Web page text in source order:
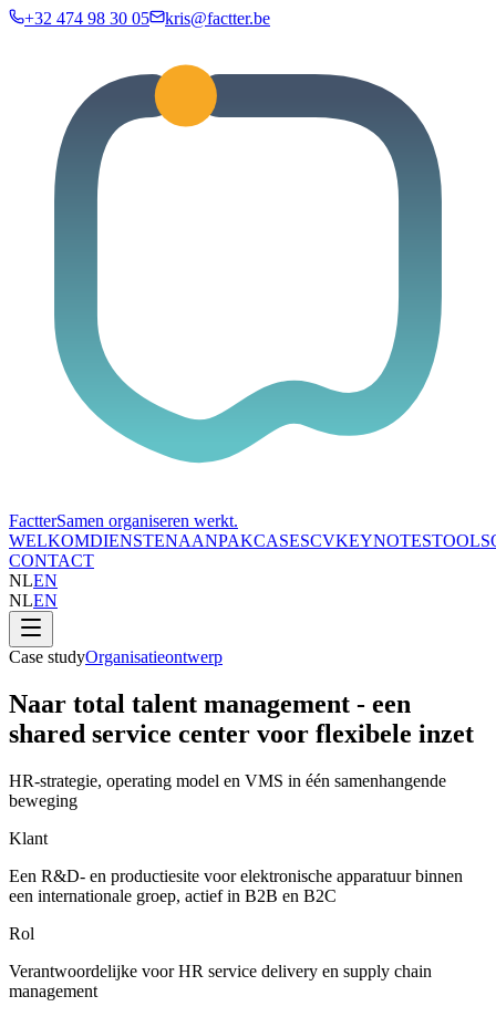
+32 474 98 30 05 kris@factter.be
FactterSamen organiseren werkt.
WELKOMDIENSTENAANPAKCASESCVKEYNOTESTOOLS
CONTACT
NLEN
NLEN
Case studyOrganisatieontwerp
Naar total talent management - een
shared service center voor flexibele inzet
HR-strategie, operating model en VMS in één samenhangende
beweging
Klant
Een R&D- en productiesite voor elektronische apparatuur binnen
een internationale groep, actief in B2B en B2C
Rol
Verantwoordelijke voor HR service delivery en supply chain
management